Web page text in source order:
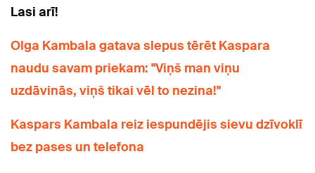
Lasi arī!
Olga Kambala gatava slepus tērēt Kaspara
naudu savam priekam: "Viņš man viņu
uzdāvinās, viņš tikai vēl to nezina!"
Kaspars Kambala reiz iespundējis sievu dzīvoklī
bez pases un telefona